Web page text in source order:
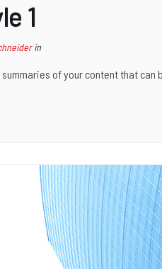
1
in
of your content that can